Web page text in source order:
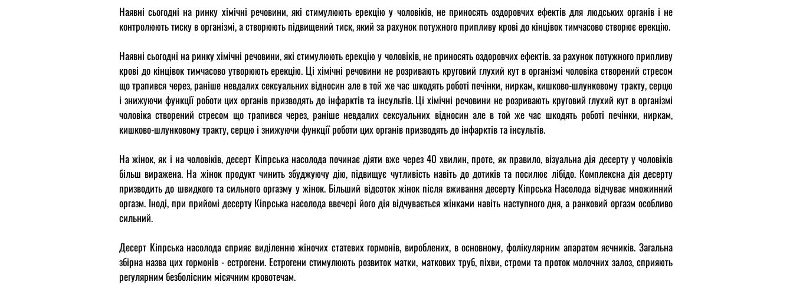
Наявні сьогодні на ринку хімічні речовини, які стимулюють ерекцію у чоловіків, не приносять оздоровчих ефектів для людських органів і не
контролюють тиску в організмі, а створюють підвищений тиск, який за рахунок потужного припливу крові до кінцівок тимчасово створює ерекцію.
Наявні сьогодні на ринку хімічні речовини, які стимулюють ерекцію у чоловіків, не приносять оздоровчих ефектів. за рахунок потужного припливу
крові до кінцівок тимчасово утворюють ерекцію. Ці хімічні речовини не розривають круговий глухий кут в організмі чоловіка створений стресом
що трапився через, раніше невдалих сексуальних відносин але в той же час шкодять роботі печінки, ниркам, кишково-шлунковому тракту, серцю
і знижуючи функції роботи цих органів призводять до інфарктів та інсультів. Ці хімічні речовини не розривають круговий глухий кут в організмі
чоловіка створений стресом що трапився через, раніше невдалих сексуальних відносин але в той же час шкодять роботі печінки, ниркам,
кишково-шлунковому тракту, серцю і знижуючи функції роботи цих органів призводять до інфарктів та інсультів.
На жінок, як і на чоловіків, десерт Кіпрська насолода починає діяти вже через 40 хвилин, проте, як правило, візуальна дія десерту у чоловіків
більш виражена. На жінок продукт чинить збуджуючу дію, підвищує чутливість навіть до дотиків та посилює лібідо. Комплексна дія десерту
призводить до швидкого та сильного оргазму у жінок. Більший відсоток жінок після вживання десерту Кіпрська Насолода відчуває множинний
оргазм. Іноді, при прийомі десерту Кіпрська насолода ввечері його дія відчувається жінками навіть наступного дня, а ранковий оргазм особливо
сильний.
Десерт Кіпрська насолода сприяє виділенню жіночих статевих гормонів, вироблених, в основному, фолікулярним апаратом яєчників. Загальна
збірна назва цих гормонів - естрогени. Естрогени стимулюють розвиток матки, маткових труб, піхви, строми та проток молочних залоз, сприяють
регулярним безболісним місячним кровотечам.